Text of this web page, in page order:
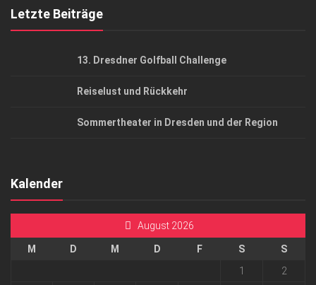
Letzte Beiträge
13. Dresdner Golfball Challenge
Reiselust und Rückkehr
Sommertheater in Dresden und der Region
Kalender
August 2026
M D M D F S
S
1
2